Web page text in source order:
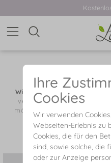
Wie heißt es so schön?
verdoppelt, wenn man es
möchten wir es Ihnen
Ihnen Nahestehenden
Schmuck von
Ihre
Cookies
Wir verwenden
Webseiten-Erlebnis zu
Cookies, die für den
sind, sowie solche, die
oder zur Anzeige